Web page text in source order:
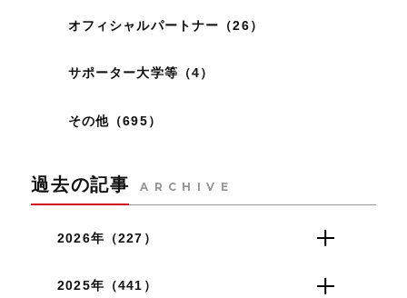
オフィシャルパートナー（26）
サポーター大学等（4）
その他（695）
過去の記事 ARCHIVE
2026年（227）
2025年（441）